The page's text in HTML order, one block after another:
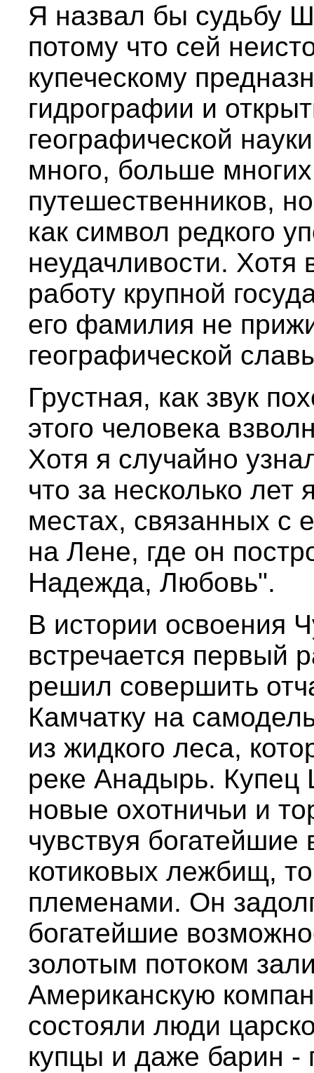
Я назвал бы судьбу
потому что сей
купеческому
гидрографии и
географической
много, больше
путешественников,
как символ редкого
неудачливости. Хотя
работу крупной
его фамилия не
географической
Грустная, как звук
этого человека
Хотя я случайно
что за несколько лет
местах, связанных с
на Лене, где он
Надежда, Любовь".
В истории освоения
встречается первый
решил совершить
Камчатку на
из жидкого леса,
реке Анадырь. Купец
новые охотничьи и
чувствуя
котиковых лежбищ,
племенами. Он
богатейшие
золотым потоком
Американскую
состояли люди
купцы и даже барин -